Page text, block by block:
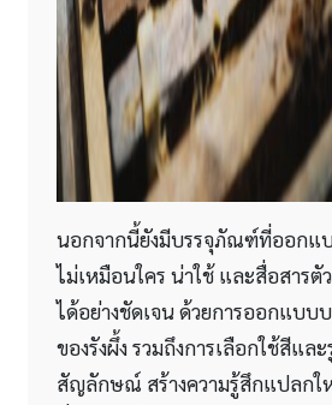
นอกจากนี้ยังมีบรรจุภัณฑ์ที่ออกแ
ไม่เหมือนใคร น่าใช้ และสื่อสาร
ได้อย่างชัดเจน ด้วยการออกแบ
ของรังผึ้ง รวมถึงการเลือกใช้สีแล
สัญลักษณ์ สร้างความรู้สึกแปลกใ